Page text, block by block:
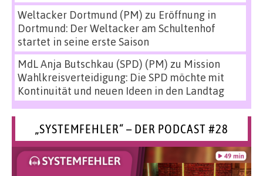
Weltacker Dortmund (PM) zu Eröffnung in
Dortmund: Der Weltacker am Schultenhof
startet in seine erste Saison
MdL Anja Butschkau (SPD) (PM) zu Mission
Wahlkreisverteidigung: Die SPD möchte mit
Kontinuität und neuen Ideen in den Landtag
„SYSTEMFEHLER“ – DER PODCAST #28